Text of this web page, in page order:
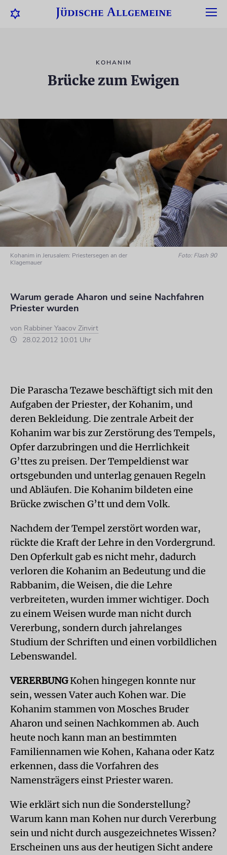
KOHANIM
Brücke zum Ewigen
Kohanim in Jerusalem: Priestersegen an der
Klagemauer
Foto: Flash 90
Warum gerade Aharon und seine Nachfahren
Priester wurden
von Rabbiner Yaacov Zinvirt
28.02.2012 10:01 Uhr
Die Parascha Tezawe beschäftigt sich mit den
Aufgaben der Priester, der Kohanim, und
deren Bekleidung. Die zentrale Arbeit der
Kohanim war bis zur Zerstörung des Tempels,
Opfer darzubringen und die Herrlichkeit
G’ttes zu preisen. Der Tempeldienst war
ortsgebunden und unterlag genauen Regeln
und Abläufen. Die Kohanim bildeten eine
Brücke zwischen G’tt und dem Volk.
Nachdem der Tempel zerstört worden war,
rückte die Kraft der Lehre in den Vordergrund.
Den Opferkult gab es nicht mehr, dadurch
verloren die Kohanim an Bedeutung und die
Rabbanim, die Weisen, die die Lehre
verbreiteten, wurden immer wichtiger. Doch
zu einem Weisen wurde man nicht durch
Vererbung, sondern durch jahrelanges
Studium der Schriften und einen vorbildlichen
Lebenswandel.
VERERBUNGKohen hingegen konnte nur
sein, wessen Vater auch Kohen war. Die
Kohanim stammen von Mosches Bruder
Aharon und seinen Nachkommen ab. Auch
heute noch kann man an bestimmten
Familiennamen wie Kohen, Kahana oder Katz
erkennen, dass die Vorfahren des
Namensträgers einst Priester waren.
Wie erklärt sich nun die Sonderstellung?
Warum kann man Kohen nur durch Vererbung
sein und nicht durch ausgezeichnetes Wissen?
Erscheinen uns aus der heutigen Sicht andere